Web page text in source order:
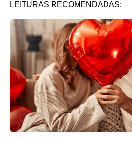
LEITURAS RECOMENDADAS: